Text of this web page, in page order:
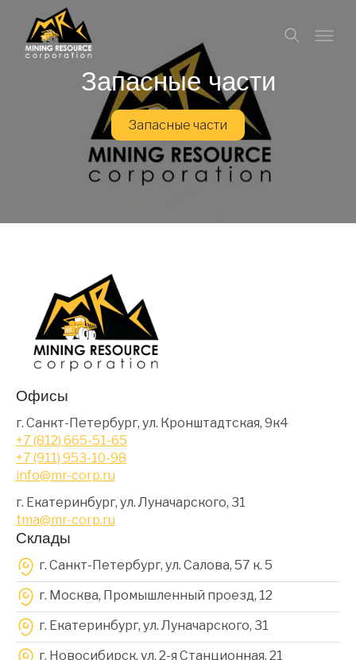
Запасные части
Запасные части
Офисы
г. Санкт-Петербург, ул. Кронштадтская, 9к4
+7 (812) 665-51-65
+7 (911) 953-10-98
info@mr-corp.ru
г. Екатеринбург, ул. Луначарского, 31
tma@mr-corp.ru
Склады
г. Санкт-Петербург, ул. Салова, 57 к. 5
г. Москва, Промышленный проезд, 12
г. Екатеринбург, ул. Луначарского, 31
г. Новосибирск, ул. 2-я Станционная, 21